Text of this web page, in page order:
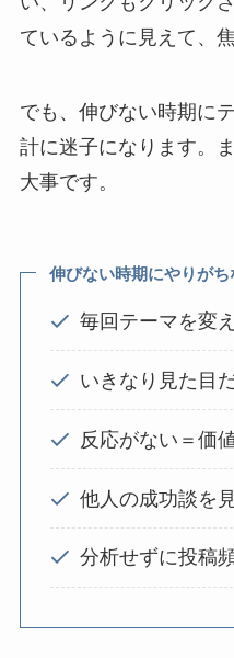
ているように見えて、
でも、伸びない時期に
計に迷子になります。
大事です。
伸びない時期にやりがち
毎回テーマを変
いきなり見た目
反応がない＝価
他人の成功談を
分析せずに投稿